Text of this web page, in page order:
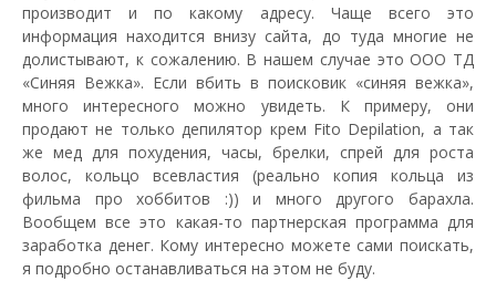
производит и по какому адресу. Чаще всего это
информация находится внизу сайта, до туда многие не
долистывают, к сожалению. В нашем случае это ООО ТД
«Синяя Вежка». Если вбить в поисковик «синяя вежка»,
много интересного можно увидеть. К примеру, они
продают не только депилятор крем Fito Depilation, а так
же мед для похудения, часы, брелки, спрей для роста
волос, кольцо всевластия (реально копия кольца из
фильма про хоббитов :)) и много другого барахла.
Вообщем все это какая-то партнерская программа для
заработка денег. Кому интересно можете сами поискать,
я подробно останавливаться на этом не буду.